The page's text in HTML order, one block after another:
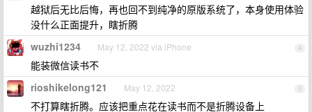
越狱后无比后悔，再也回不到纯净的原版系统了，本身使用体验
没什么正面提升，瞎折腾
4
wuzhi1234 May 12, 2022 via iPhone
能装微信读书不
5
rioshikelong121 May 12, 2022
不打算瞎折腾。应该把重点花在读书而不是折腾设备上